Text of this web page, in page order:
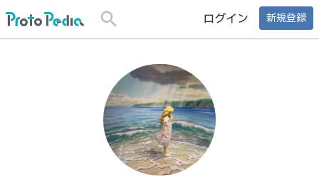
search ログイン 新規登録